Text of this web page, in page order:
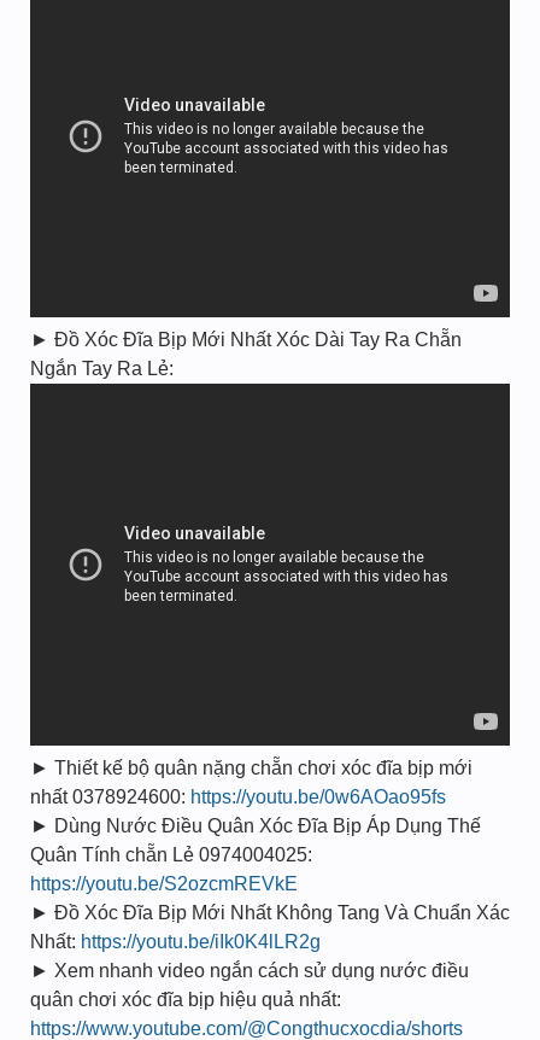
► Đồ Xóc Đĩa Bịp Mới Nhất Xóc Dài Tay Ra Chẵn
Ngắn Tay Ra Lẻ:
► Thiết kế bộ quân nặng chẵn chơi xóc đĩa bịp mới
nhất 0378924600: https://youtu.be/0w6AOao95fs
► Dùng Nước Điều Quân Xóc Đĩa Bịp Áp Dụng Thế
Quân Tính chẵn Lẻ 0974004025:
https://youtu.be/S2ozcmREVkE
► Đồ Xóc Đĩa Bịp Mới Nhất Không Tang Và Chuẩn Xác
Nhất: https://youtu.be/iIk0K4lLR2g
► Xem nhanh video ngắn cách sử dụng nước điều
quân chơi xóc đĩa bịp hiệu quả nhất:
https://www.youtube.com/@Congthucxocdia/shorts